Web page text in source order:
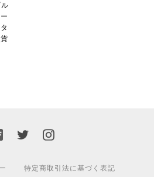
特定商取引法に基づく表記